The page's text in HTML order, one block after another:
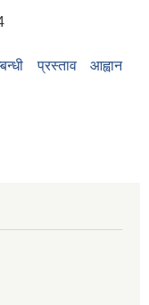
प्रस्ताव आह्वान